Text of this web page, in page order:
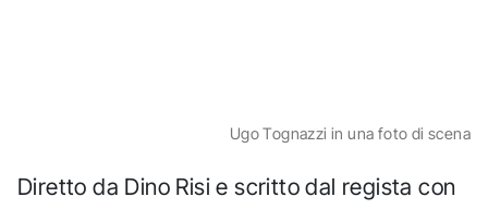
Ugo Tognazzi in una foto di scena
Diretto da Dino Risi e scritto dal regista con